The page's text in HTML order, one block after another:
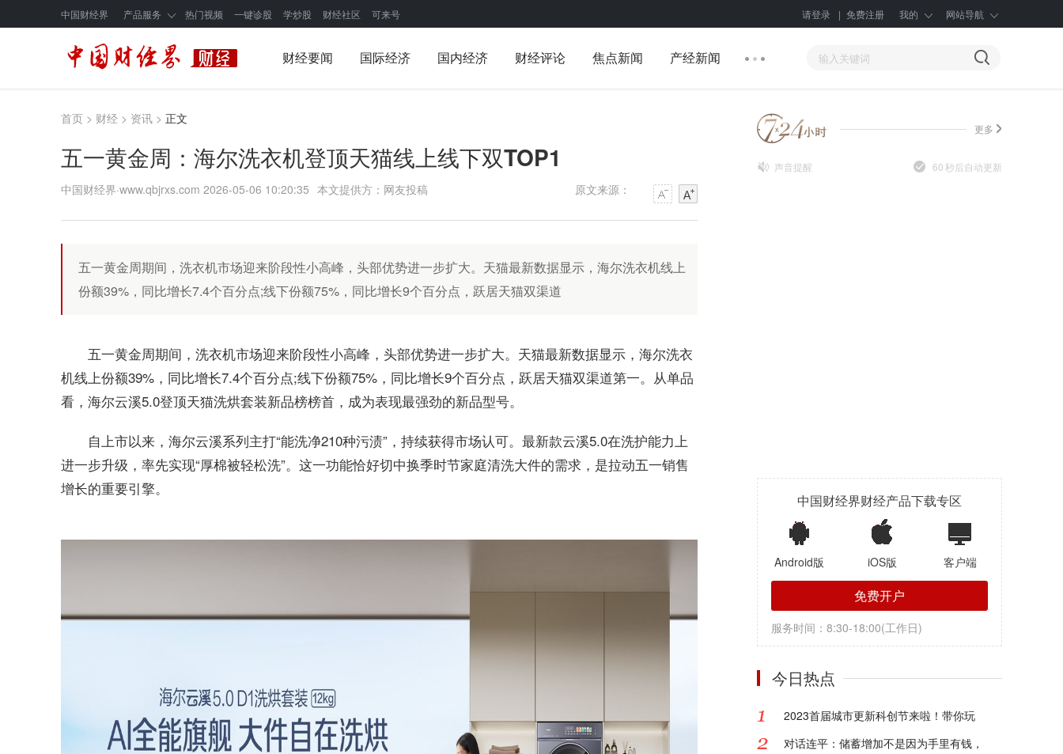
中国财经界 产品服务 热门视频 一键诊股 学炒股 财经社区 可来号 请登录 | 免费注册 我的 网站导航
财经要闻 国际经济 国内经济 财经评论 焦点新闻 产经新闻
首页 > 财经 > 资讯 > 正文
五一黄金周：海尔洗衣机登顶天猫线上线下双TOP1
中国财经界·www.qbjrxs.com 2026-05-06 10:20:35 本文提供方：网友投稿 原文来源：
五一黄金周期间，洗衣机市场迎来阶段性小高峰，头部优势进一步扩大。天猫最新数据显示，海尔洗衣机线上
份额39%，同比增长7.4个百分点;线下份额75%，同比增长9个百分点，跃居天猫双渠道
五一黄金周期间，洗衣机市场迎来阶段性小高峰，头部优势进一步扩大。天猫最新数据显示，海尔洗衣
机线上份额39%，同比增长7.4个百分点;线下份额75%，同比增长9个百分点，跃居天猫双渠道第一。从单品
看，海尔云溪5.0登顶天猫洗烘套装新品榜榜首，成为表现最强劲的新品型号。
自上市以来，海尔云溪系列主打“能洗净210种污渍”，持续获得市场认可。最新款云溪5.0在洗护能力上
进一步升级，率先实现“厚棉被轻松洗”。这一功能恰好切中换季时节家庭清洗大件的需求，是拉动五一销售
增长的重要引擎。
更多
声音提醒 60秒后自动更新
中国财经界财经产品下载专区
Android版 iOS版 客户端
免费开户
服务时间：8:30-18:00(工作日)
今日热点
2023首届城市更新科创节来啦！带你玩
对话连平：储蓄增加不是因为手里有钱，